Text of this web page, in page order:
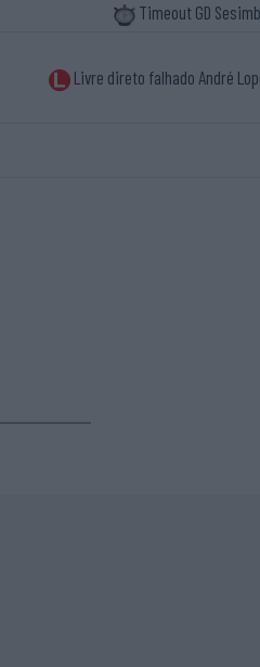
Timeout GD
Livre direto falhado André